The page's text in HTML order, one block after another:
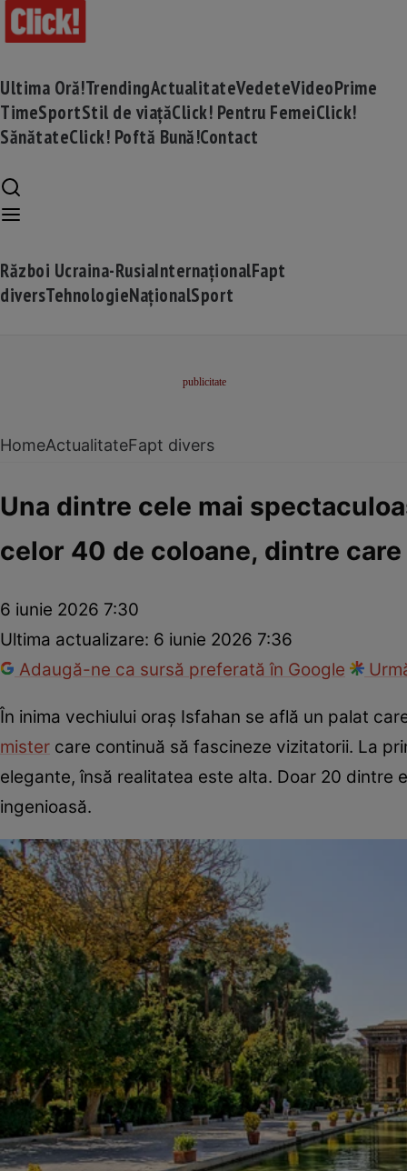
Ultima Oră!TrendingActualitateVedeteVideoPrime
TimeSportStil de viațăClick! Pentru FemeiClick!
SănătateClick! Poftă Bună!Contact
Război Ucraina-RusiaInternaționalFapt
diversTehnologieNaționalSport
HomeActualitateFapt divers
Una dintre cele mai
celor 40 de coloane, dintre
6 iunie 2026 7:30
Ultima actualizare: 6 iunie 2026 7:36
Adaugă-ne ca sursă preferată în Google
În inima vechiului oraș Isfahan se află un palat
mister care continuă să fascineze vizitatorii. La
elegante, însă realitatea este alta. Doar 20 dintre
ingenioasă.